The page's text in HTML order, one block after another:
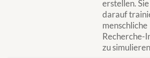
erstellen. Sie
darauf
menschliche
Recherche-
zu